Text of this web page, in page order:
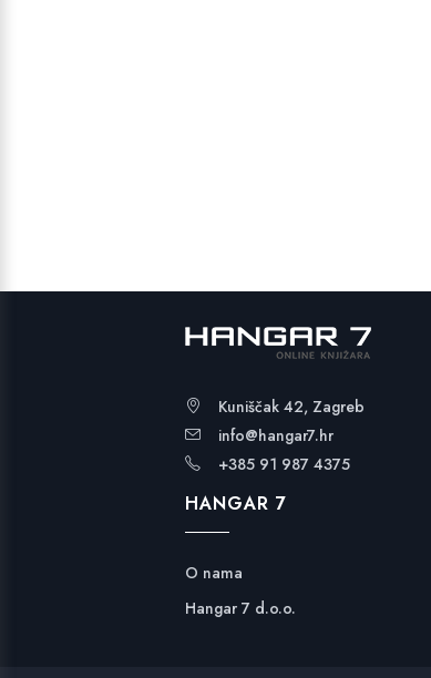
Kuniščak 42, Zagreb
info@hangar7.hr
+385 91 987 4375
HANGAR 7
O nama
Hangar 7 d.o.o.